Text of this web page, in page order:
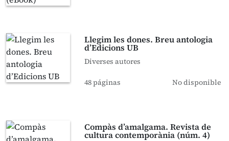
Llegim les dones. Breu antologia
d’Edicions UB
Diverses autores
48 páginas No disponible
Compàs d’amalgama. Revista de
cultura contemporània (núm. 4)